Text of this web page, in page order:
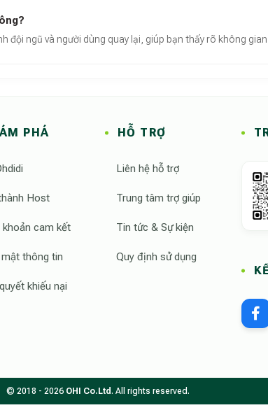
đội ngũ và người dùng quay lại, giúp bạn thấy rõ không
PHÁ
Host
khoản cam kết
thông tin
khiếu nại
HỖ TRỢ
Liên hệ hỗ trợ
Trung tâm trợ giúp
Tin tức & Sự kiện
Quy định sử dụng
© 2018 - 2026 OHI Co.Ltd. All rights reserved.